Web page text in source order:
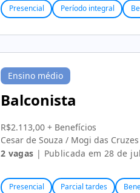
Presencial Período integral
Ensino médio
Balconista
R$2.113,00 + Benefícios
Cesar de Souza / Mogi das Cruzes
2 vagas | Publicada em 28 de
Presencial Parcial tardes